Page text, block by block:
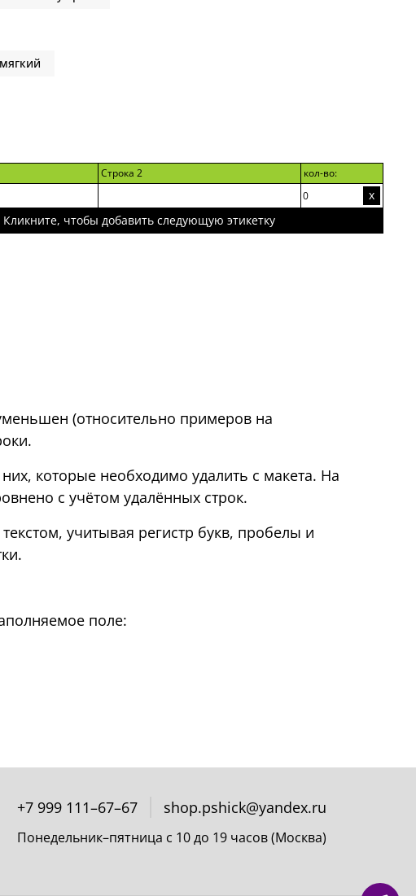
мягкий
Строка 2 кол-во:
х
Кликните, чтобы добавить следующую этикетку
(относительно примеров на
которые необходимо удалить с макета. На
с учётом удалённых строк.
учитывая регистр букв, пробелы и
поле:
+7 999 111–67–67 shop.pshick@yandex.ru
Понедельник–пятница с 10 до 19 часов (Москва)